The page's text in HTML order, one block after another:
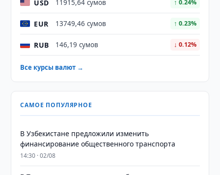
USD 11915,64 сумов ↑ 0.24%
EUR 13749,46 сумов ↑ 0.23%
RUB 146,19 сумов ↓ 0.12%
Все курсы валют →
САМОЕ ПОПУЛЯРНОЕ
В Узбекистане предложили изменить
финансирование общественного транспорта
14:30 · 02/08